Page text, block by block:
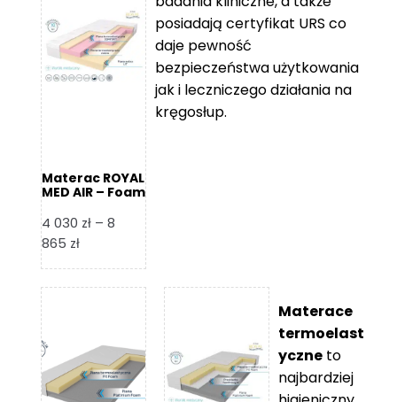
5
279 zł
2
279 zł
Materac ROYAL
MED AIR – Foam
4 030 zł – 8
865 złZakres
od
do
8
865 zł
posiadają certyfikat URS co
daje pewność
bezpieczeństwa użytkowania
jak i leczniczego działania na
kręgosłup.
Materace
termoelast
yczne to
najbardziej